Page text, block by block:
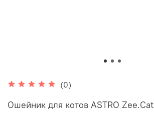
(0)
Ошейник для котов ASTRO Zee.Cat